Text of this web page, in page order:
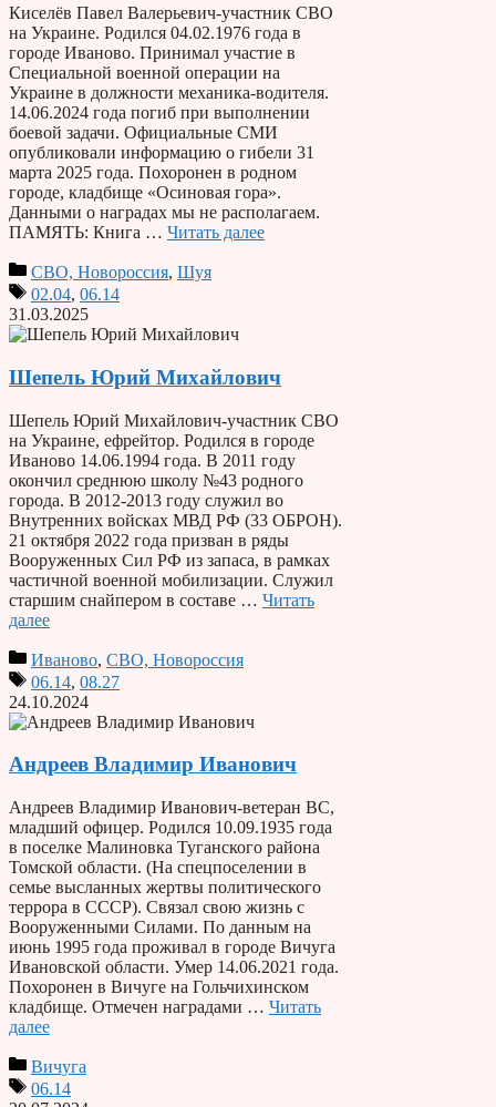
Киселёв Павел Валерьевич-участник СВО
на Украине. Родился 04.02.1976 года в
городе Иваново. Принимал участие в
Специальной военной операции на
Украине в должности механика-водителя.
14.06.2024 года погиб при выполнении
боевой задачи. Официальные СМИ
опубликовали информацию о гибели 31
марта 2025 года. Похоронен в родном
городе, кладбище «Осиновая гора».
Данными о наградах мы не располагаем.
ПАМЯТЬ: Книга … Читать далее
СВО, Новороссия, Шуя
02.04, 06.14
31.03.2025
Шепель Юрий Михайлович
Шепель Юрий Михайлович-участник СВО
на Украине, ефрейтор. Родился в городе
Иваново 14.06.1994 года. В 2011 году
окончил среднюю школу №43 родного
города. В 2012-2013 году служил во
Внутренних войсках МВД РФ (33 ОБРОН).
21 октября 2022 года призван в ряды
Вооруженных Сил РФ из запаса, в рамках
частичной военной мобилизации. Служил
старшим снайпером в составе … Читать
далее
Иваново, СВО, Новороссия
06.14, 08.27
24.10.2024
Андреев Владимир Иванович
Андреев Владимир Иванович-ветеран ВС,
младший офицер. Родился 10.09.1935 года
в поселке Малиновка Туганского района
Томской области. (На спецпоселении в
семье высланных жертвы политического
террора в СССР). Связал свою жизнь с
Вооруженными Силами. По данным на
июнь 1995 года проживал в городе Вичуга
Ивановской области. Умер 14.06.2021 года.
Похоронен в Вичуге на Гольчихинском
кладбище. Отмечен наградами … Читать
далее
Вичуга
06.14